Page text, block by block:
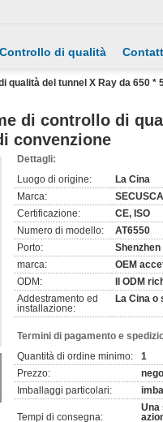
Controllo di qualità
del tunnel X Ray da 650 *
di controllo di
convenzione
Dettagli:
Luogo di origine:
La Cina
Marca:
Certificazione:
CE, ISO
Numero di modello:
AT6550
Porto:
Shenzhen
marca:
OEM
ODM:
Il ODM
Addestramento ed
installazione:
La Cina o
Termini di pagamento e
Quantità di ordine minimo:
1
Prezzo:
Imballaggi particolari:
Tempi di consegna:
Una